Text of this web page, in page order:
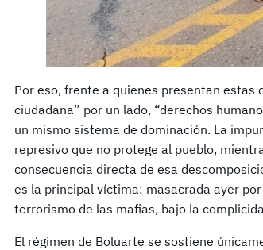
Por eso, frente a quienes presentan
ciudadana” por un lado, “derechos
un mismo sistema de dominación. La
represivo que no protege al pueblo,
consecuencia directa de esa
es la principal víctima: masacrada ayer
terrorismo de las mafias, bajo la
El régimen de Boluarte se sostiene